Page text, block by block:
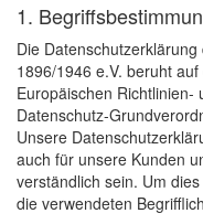
1.
Die
1896/1946 e.V. beruht
Europäischen
Datenschutz-
Unsere
auch für unsere Kunden
verständlich sein. Um
die verwendeten